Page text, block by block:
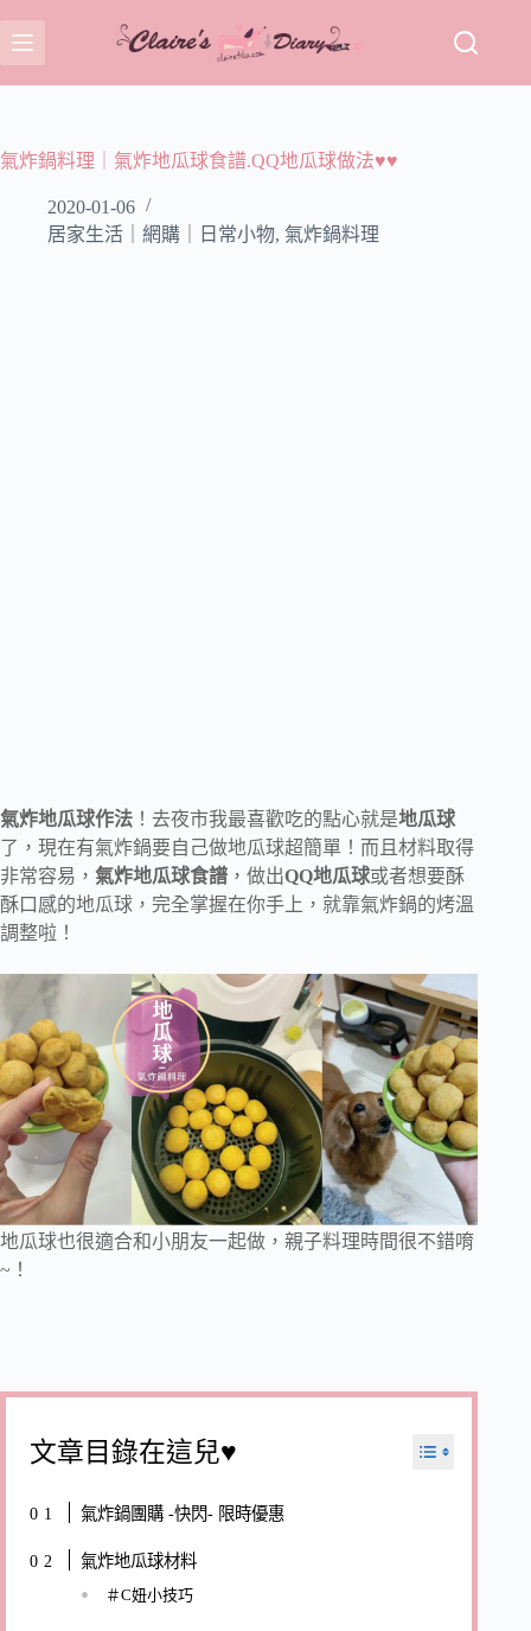
至
主
容
氣炸鍋料理｜氣炸地瓜球食譜.QQ地瓜球做法♥♥
2020-01-06
居家生活｜網購｜日常小物, 氣炸鍋料理
氣炸地瓜球作法 ！去夜市我最喜歡吃的點心就是地瓜球
了，現在有氣炸鍋要自己做地瓜球超簡單！而且材料取得
非常容易， 氣炸地瓜球食譜 ，做出QQ地瓜球或者想要酥
酥口感的地瓜球，完全掌握在你手上，就靠氣炸鍋的烤溫
調整啦！
地瓜球也很適合和小朋友一起做，親子料理時間很不錯唷
~！
文章目錄在這兒♥
氣炸鍋團購 -快閃- 限時優惠
氣炸地瓜球材料
＃C妞小技巧